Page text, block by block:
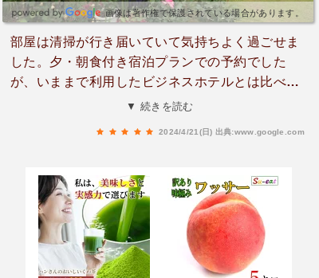
画像は著作権で保護されている場合があります。
部屋は清掃が行き届いていて気持ちよく過ごせま
した。夕・朝食付き宿泊プランでの予約でした
が、いままで利用したビジネスホテルとは比べ物
にならない位食事が美味しい。料理の内容がビジ
▼ 続きを読む
2024/4/21(日) 出典:www.google.com